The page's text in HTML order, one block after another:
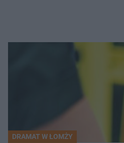
DRAMAT W ŁOMŻY